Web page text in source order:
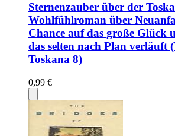
Sternenzauber über der
Wohlfühlroman über
Chance auf das große Glück
das selten nach Plan verläuft
Toskana 8)
0,99 €